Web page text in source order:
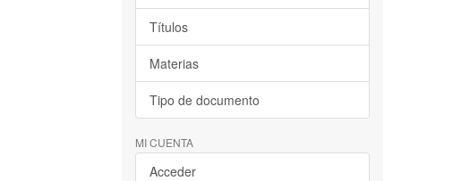
Títulos
Materias
Tipo de documento
MI CUENTA
Acceder